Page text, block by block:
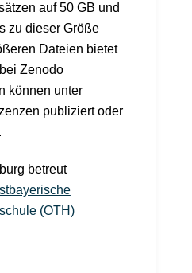
auf 50 GB und
zu dieser Größe
Dateien bietet
Zenodo
können unter
publiziert oder
betreut
(OTH)